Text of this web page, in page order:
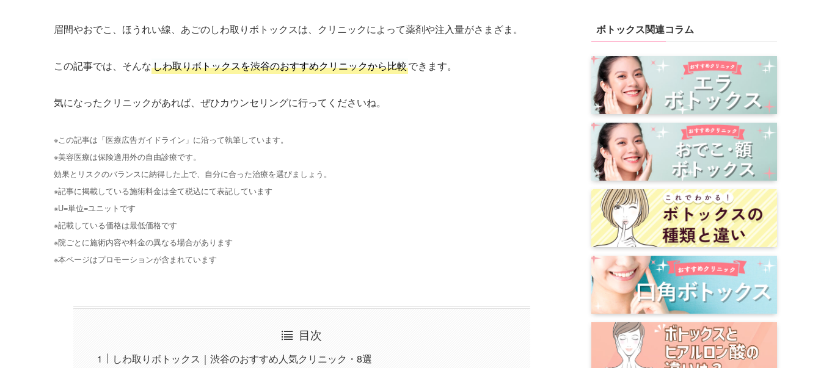
眉間やおでこ、ほうれい線、あごのしわ取りボトックスは、クリニックによって薬剤や注入量がさまざま。
この記事では、そんなしわ取りボトックスを渋谷のおすすめクリニックから比較できます。
気になったクリニックがあれば、ぜひカウンセリングに行ってくださいね。
※この記事は「医療広告ガイドライン」に沿って執筆しています。
※美容医療は保険適用外の自由診療です。
効果とリスクのバランスに納得した上で、自分に合った治療を選びましょう。
※記事に掲載している施術料金は全て税込にて表記しています
※U=単位=ユニットです
※記載している価格は最低価格です
※院ごとに施術内容や料金の異なる場合があります
※本ページはプロモーションが含まれています
目次
しわ取りボトックス｜渋谷のおすすめ人気クリニック・8選
ボトックス関連コラム